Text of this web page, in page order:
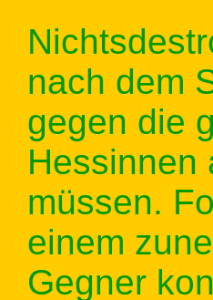
nach dem
gegen die
Hessinnen
müssen.
einem
Gegner